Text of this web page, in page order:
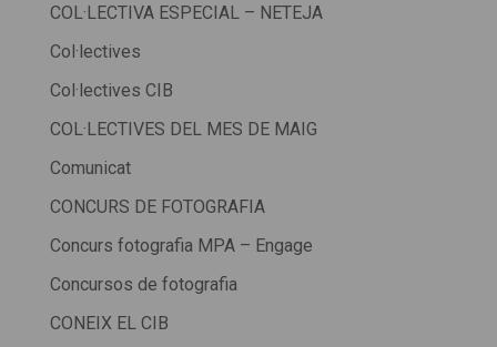
COL·LECTIVA ESPECIAL – NETEJA
Col·lectives
Col·lectives CIB
COL·LECTIVES DEL MES DE MAIG
Comunicat
CONCURS DE FOTOGRAFIA
Concurs fotografia MPA – Engage
Concursos de fotografia
CONEIX EL CIB